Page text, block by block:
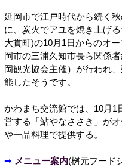
延岡市で江戸時代から続く
に、炭火でアユを焼き上げ
大貫町)の10月1日からのオ
岡市の三浦久知市長ら関係
岡観光協会主催）が行われ
能したそうです。
かわまち交流館では、10月1
営する「鮎やなささき」が
や一品料理で提供する。
➡ メニュー案内(桝元フード